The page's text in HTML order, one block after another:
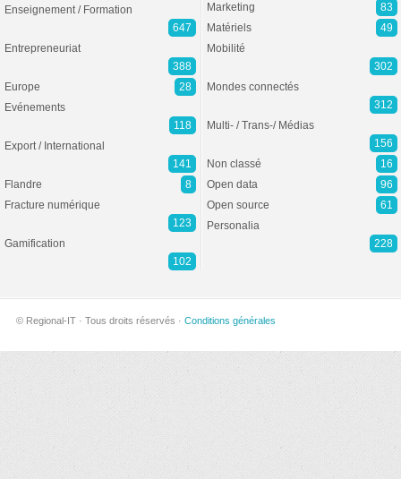
Enseignement / Formation
647
Entrepreneuriat
388
Europe
28
Evénements
118
Export / International
141
Flandre
8
Fracture numérique
123
Gamification
102
Marketing
83
Matériels
49
Mobilité
302
Mondes connectés
312
Multi- / Trans-/ Médias
156
Non classé
16
Open data
96
Open source
61
Personalia
228
© Regional-IT · Tous droits réservés · Conditions générales